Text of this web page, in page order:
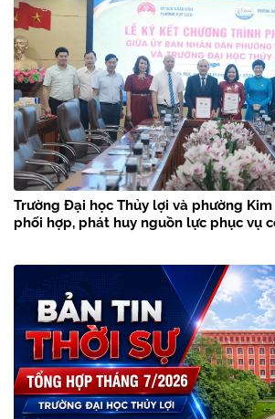
Trường Đại học Thủy lợi và phường
phối hợp, phát huy nguồn lực phục vụ